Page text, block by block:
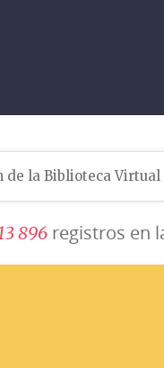
la Biblioteca
3896registros en